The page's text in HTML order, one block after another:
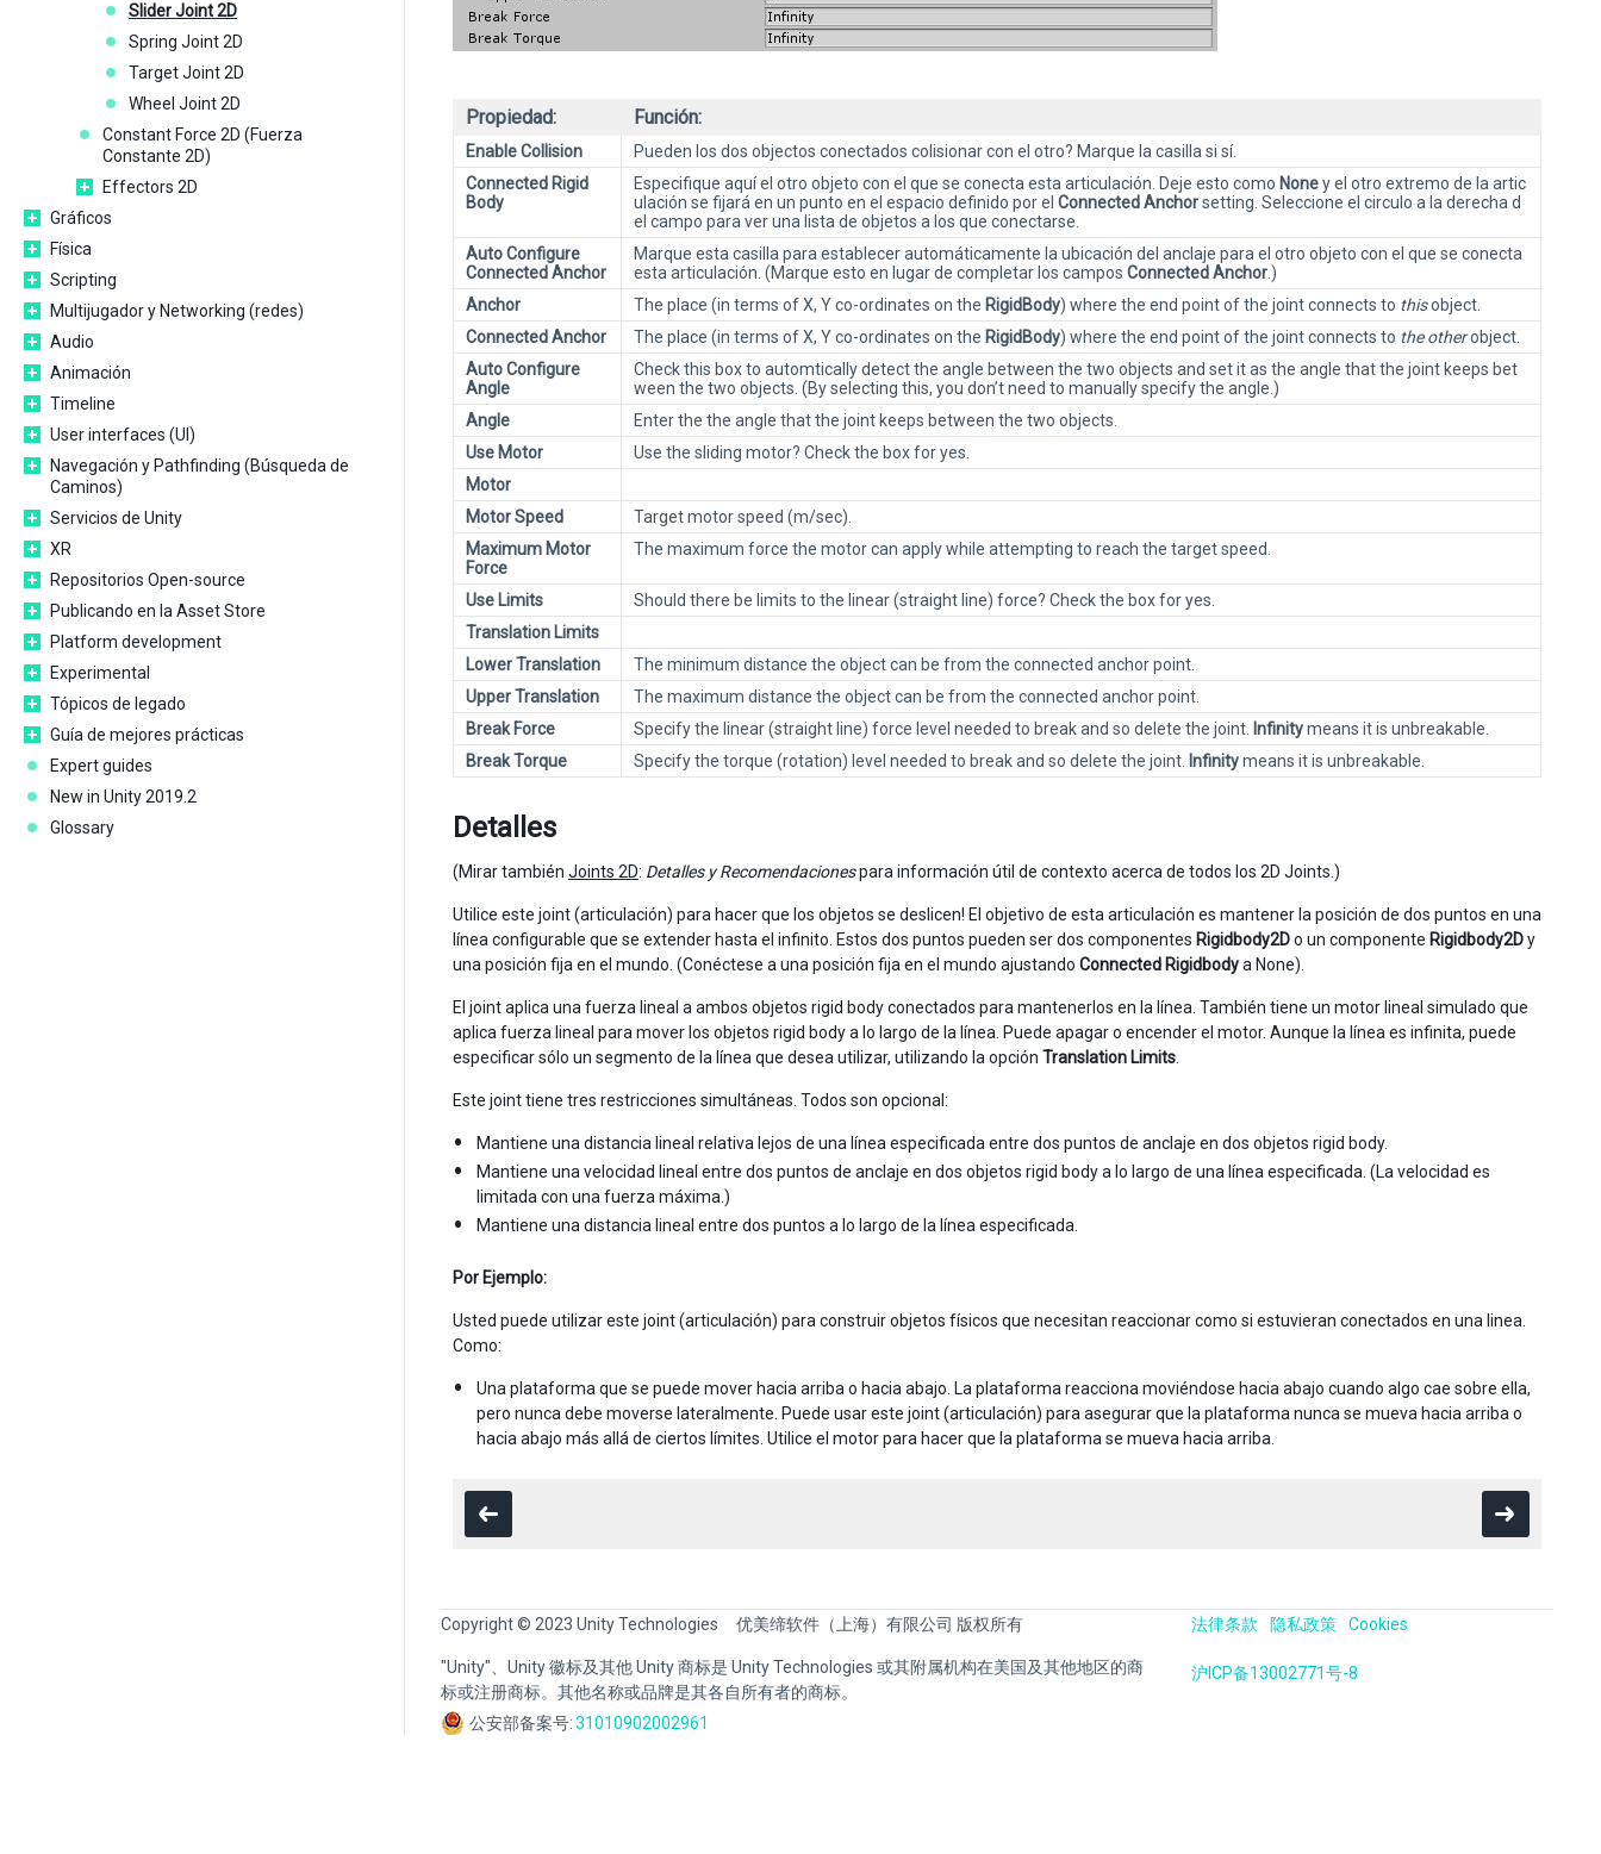
Slider Joint 2D
Spring Joint 2D
Target Joint 2D
Wheel Joint 2D
Constant Force 2D (Fuerza
Constante 2D)
Effectors 2D
Gráficos
Física
Scripting
Multijugador y Networking (redes)
Audio
Animación
Timeline
User interfaces (UI)
Navegación y Pathfinding (Búsqueda de
Caminos)
Servicios de Unity
XR
Repositorios Open-source
Publicando en la Asset Store
Platform development
Experimental
Tópicos de legado
Guía de mejores prácticas
Expert guides
New in Unity 2019.2
Glossary
Propiedad: Función:
Enable Collision
Pueden los dos objectos conectados colisionar con el otro? Marque la casilla si sí.
Connected Rigid
Body
Especifique aquí el otro objeto con el que se conecta esta articulación. Deje esto como Noney el otro extremo de la artic
ulación se fijará en un punto en el espacio definido por el Connected Anchorsetting. Seleccione el circulo a la derecha d
el campo para ver una lista de objetos a los que conectarse.
Auto Configure
Connected Anchor
Marque esta casilla para establecer automáticamente la ubicación del anclaje para el otro objeto con el que se conecta
esta articulación. (Marque esto en lugar de completar los campos Connected Anchor .)
Anchor
The place (in terms of X, Y co-ordinates on the RigidBody) where the end point of the joint connects to thisobject.
Connected Anchor
The place (in terms of X, Y co-ordinates on the RigidBody) where the end point of the joint connects to the otherobject.
Auto Configure
Angle
Check this box to automtically detect the angle between the two objects and set it as the angle that the joint keeps bet
ween the two objects. (By selecting this, you don’t need to manually specify the angle.)
Angle
Enter the the angle that the joint keeps between the two objects.
Use Motor
Use the sliding motor? Check the box for yes.
Motor
Motor Speed
Target motor speed (m/sec).
Maximum Motor
Force
The maximum force the motor can apply while attempting to reach the target speed.
Use Limits
Should there be limits to the linear (straight line) force? Check the box for yes.
Translation Limits
Lower Translation
The minimum distance the object can be from the connected anchor point.
Upper Translation
The maximum distance the object can be from the connected anchor point.
Break Force
Specify the linear (straight line) force level needed to break and so delete the joint. Infinitymeans it is unbreakable.
Break Torque
Specify the torque (rotation) level needed to break and so delete the joint. Infinitymeans it is unbreakable.
Detalles
(Mirar también Joints 2D: Detalles y Recomendacionespara información útil de contexto acerca de todos los 2D Joints.)
Utilice este joint (articulación) para hacer que los objetos se deslicen! El objetivo de esta articulación es mantener la posición de dos puntos en una
línea configurable que se extender hasta el infinito. Estos dos puntos pueden ser dos componentes Rigidbody2Do un componente Rigidbody2Dy
una posición fija en el mundo. (Conéctese a una posición fija en el mundo ajustando Connected Rigidbodya None).
El joint aplica una fuerza lineal a ambos objetos rigid body conectados para mantenerlos en la línea. También tiene un motor lineal simulado que
aplica fuerza lineal para mover los objetos rigid body a lo largo de la línea. Puede apagar o encender el motor. Aunque la línea es infinita, puede
especificar sólo un segmento de la línea que desea utilizar, utilizando la opción Translation Limits
Este joint tiene tres restricciones simultáneas. Todos son opcional:
Mantiene una distancia lineal relativa lejos de una línea especificada entre dos puntos de anclaje en dos objetos rigid body.
Mantiene una velocidad lineal entre dos puntos de anclaje en dos objetos rigid body a lo largo de una línea especificada. (La velocidad es
limitada con una fuerza máxima.)
Mantiene una distancia lineal entre dos puntos a lo largo de la línea especificada.
Por Ejemplo:
Usted puede utilizar este joint (articulación) para construir objetos físicos que necesitan reaccionar como si estuvieran conectados en una linea.
Como:
Una plataforma que se puede mover hacia arriba o hacia abajo. La plataforma reacciona moviéndose hacia abajo cuando algo cae sobre ella,
pero nunca debe moverse lateralmente. Puede usar este joint (articulación) para asegurar que la plataforma nunca se mueva hacia arriba o
hacia abajo más allá de ciertos límites. Utilice el motor para hacer que la plataforma se mueva hacia arriba.
Copyright © 2023 Unity Technologies 优美缔软件（上海）有限公司 版权所有
"Unity"、Unity 徽标及其他 Unity 商标是 Unity Technologies 或其附属机构在美国及其他地区的商
标或注册商标。其他名称或品牌是其各自所有者的商标。
公安部备案号:31010902002961
法律条款 隐私政策 Cookies
沪ICP备13002771号-8